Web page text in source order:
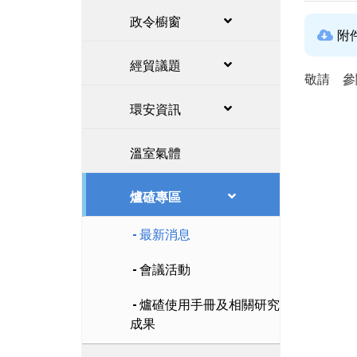
政令櫥窗
經貿議題
環安資訊
溫室氣體
爐碴專區
最新消息
會議活動
爐碴使用手冊及相關研究
成果
附
敬請 參